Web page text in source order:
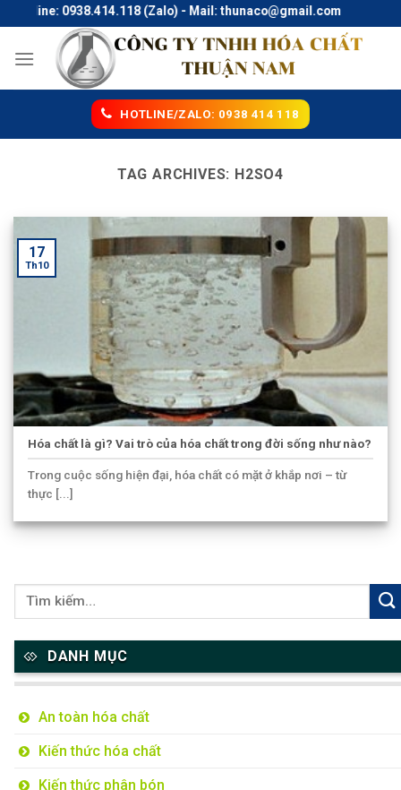
to
content
Hotline: 0938.414.118 (Zalo) - Mail: thunaco@gmail.com
HOTLINE/ZALO: 0938 414 118
TAG ARCHIVES: H2SO4
Hóa chất là gì? Vai trò của hóa chất trong đời sống như nào?
Trong cuộc sống hiện đại, hóa chất có mặt ở khắp nơi – từ
thực [...]
17
Th10
DANH MỤC
An toàn hóa chất
Kiến thức hóa chất
Kiến thức phân bón